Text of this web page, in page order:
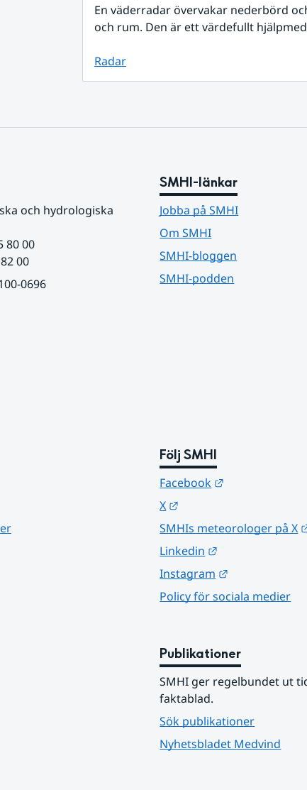
En väderradar övervakar nederbörd
och rum. Den är ett värdefullt
Radar
och hydrologiska
80 00
00
0696
SMHI-länkar
Jobba på SMHI
Om SMHI
SMHI-bloggen
SMHI-podden
Följ SMHI
Facebook
X
SMHIs meteorologer på X
Linkedin
Instagram
Policy för sociala medier
Publikationer
SMHI ger regelbundet ut
faktablad.
Sök publikationer
Nyhetsbladet Medvind